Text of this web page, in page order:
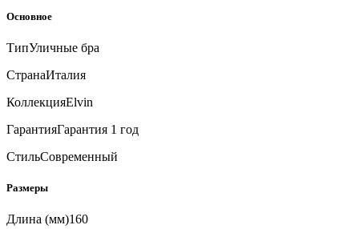
Основное
ТипУличные бра
СтранаИталия
КоллекцияElvin
ГарантияГарантия 1 год
СтильСовременный
Размеры
Длина (мм)160